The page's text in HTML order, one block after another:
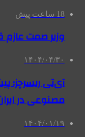
18 ساعت پیش
وزیر صمت
۱۴۰۴/۰۴/۳۰
آی‌تی ریسرچز؛
مصنوعی در
۱۴۰۴/۰۱/۱۹